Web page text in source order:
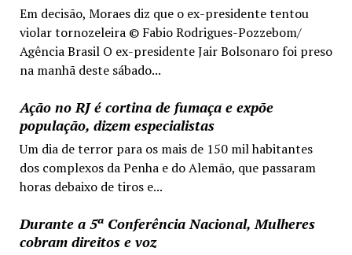
Em decisão, Moraes diz que o ex-presidente tentou
violar tornozeleira © Fabio Rodrigues-Pozzebom/
Agência Brasil O ex-presidente Jair Bolsonaro foi preso
na manhã deste sábado...
Ação no RJ é cortina de fumaça e expõe
população, dizem especialistas
Um dia de terror para os mais de 150 mil habitantes
dos complexos da Penha e do Alemão, que passaram
horas debaixo de tiros e...
Durante a 5ª Conferência Nacional, Mulheres
cobram direitos e voz